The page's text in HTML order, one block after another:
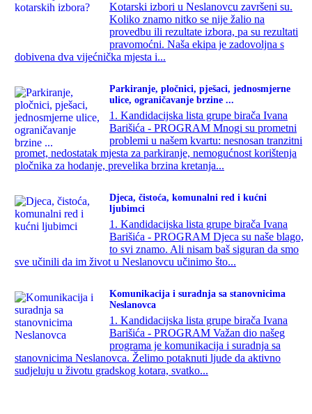
Kotarski izbori u Neslanovcu završeni su.
Koliko znamo nitko se nije žalio na
provedbu ili rezultate izbora, pa su rezultati
pravomoćni. Naša ekipa je zadovoljna s
dobivena dva vijećnička mjesta i...
Parkiranje, pločnici, pješaci, jednosmjerne
ulice, ograničavanje brzine ...
1. Kandidacijska lista grupe birača Ivana
Barišića - PROGRAM Mnogi su prometni
problemi u našem kvartu: nesnosan tranzitni
promet, nedostatak mjesta za parkiranje, nemogućnost korištenja
pločnika za hodanje, prevelika brzina kretanja...
Djeca, čistoća, komunalni red i kućni
ljubimci
1. Kandidacijska lista grupe birača Ivana
Barišića - PROGRAM Djeca su naše blago,
to svi znamo. Ali nisam baš siguran da smo
sve učinili da im život u Neslanovcu učinimo što...
Komunikacija i suradnja sa stanovnicima
Neslanovca
1. Kandidacijska lista grupe birača Ivana
Barišića - PROGRAM Važan dio našeg
programa je komunikacija i suradnja sa
stanovnicima Neslanovca. Želimo potaknuti ljude da aktivno
sudjeluju u životu gradskog kotara, svatko...